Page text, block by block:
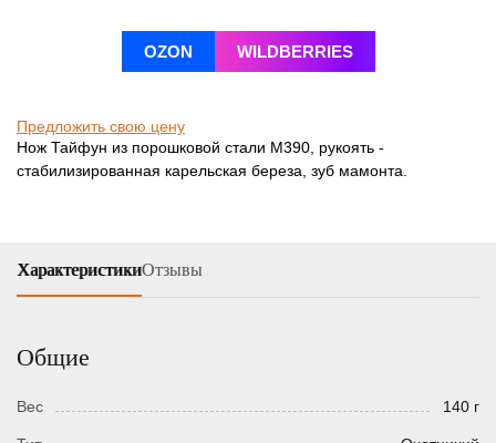
OZON WILDBERRIES
Предложить свою цену
Нож Тайфун из порошковой стали М390, рукоять -
стабилизированная карельская береза, зуб мамонта.
ХарактеристикиОтзывы
Общие
Вес 140 г